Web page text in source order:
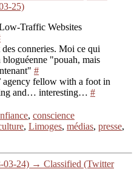
25)
Traffic Websites
conneries. Moi ce qui
bloguéenne "pouah, mais
#
agency fellow with a foot in
and… interesting… #
, conscience
, Limoges, médias, presse,
03-24) → Classified (Twitter